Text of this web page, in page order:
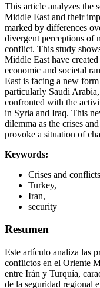
This article analyzes the
Middle East and their
marked by differences
divergent perceptions of
conflict. This study
Middle East have
economic and societal
East is facing a new
particularly Saudi
confronted with the
in Syria and Iraq. This
dilemma as the crises
provoke a situation of
Keywords:
Crises and
Turkey,
Iran,
security
Resumen
Este artículo analiza las
conflictos en el Oriente
entre Irán y Turquía,
de la seguridad regional